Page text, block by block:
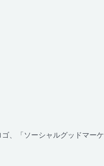
、「ソーシャルグッドマーケ